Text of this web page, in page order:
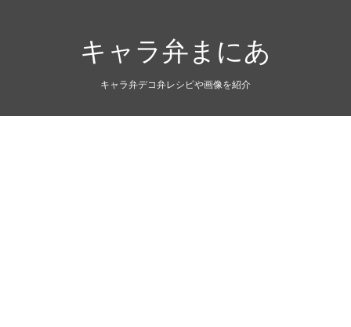
キャラ弁まにあ
キャラ弁デコ弁レシピや画像を紹介